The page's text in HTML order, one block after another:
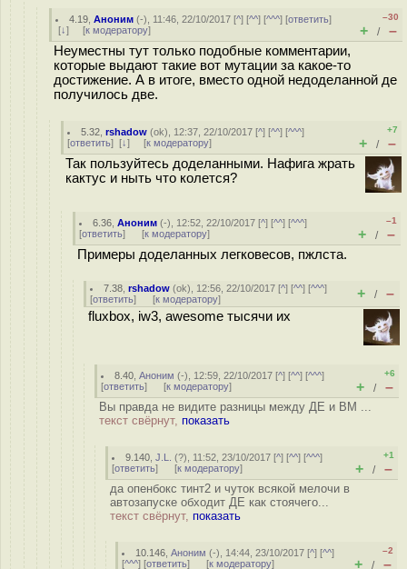
4.19 ,Аноним (-), 11:46, 22/10/2017 [^] [^^] [^^^] [ответить]
[↓] [к модератору]
–30
+ / –
Неуместны тут только подобные комментарии,
которые выдают такие вот мутации за какое-то
достижение. А в итоге, вместо одной недоделанной де
получилось две.
5.32 ,rshadow (ok), 12:37, 22/10/2017 [^] [^^] [^^^]
[ответить] [↓] [к модератору]
+7
+ / –
Так пользуйтесь доделанными. Нафига жрать
кактус и ныть что колется?
6.36 ,Аноним (-), 12:52, 22/10/2017 [^] [^^] [^^^]
[ответить] [к модератору]
–1
+ / –
Примеры доделанных легковесов, пжлста.
7.38 ,rshadow (ok), 12:56, 22/10/2017 [^] [^^] [^^^]
[ответить] [к модератору] + / –
fluxbox, iw3, awesome тысячи их
8.40 ,Аноним (-), 12:59, 22/10/2017 [^] [^^] [^^^]
[ответить] [к модератору]
+6
+ / –
Вы правда не видите разницы между ДЕ и ВМ ...
текст свёрнут, показать
9.140 ,J.L. (?), 11:52, 23/10/2017 [^] [^^] [^^^]
[ответить] [к модератору]
+1
+ / –
да опенбокс тинт2 и чуток всякой мелочи в
автозапуске обходит ДЕ как стоячего...
текст свёрнут, показать
10.146 ,Аноним (-), 14:44, 23/10/2017 [^] [^^]
[^^^] [ответить] [к модератору]
–2
+ / –